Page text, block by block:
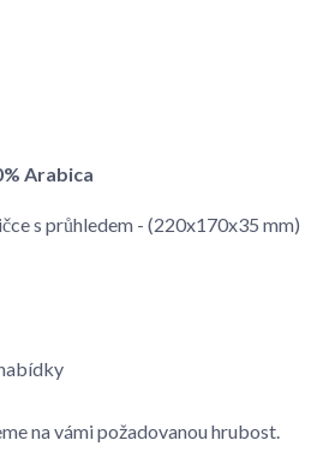
Arabica
s průhledem - (220x170x35 mm)
na vámi požadovanou hrubost.